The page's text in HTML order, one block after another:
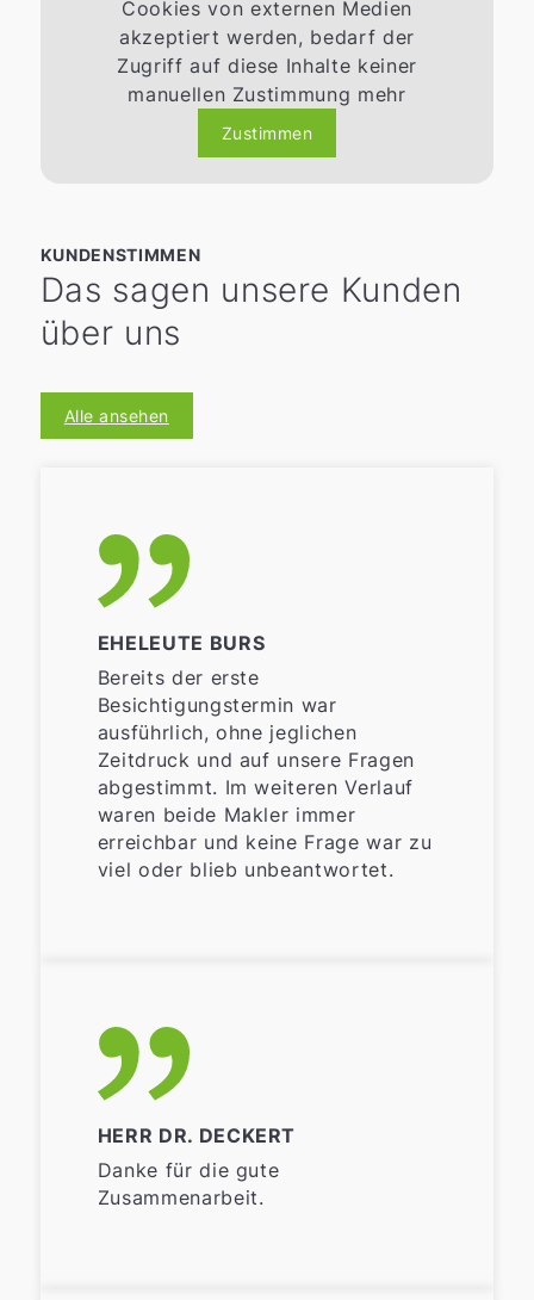
Cookies von externen Medien
akzeptiert werden, bedarf der
Zugriff auf diese Inhalte keiner
manuellen Zustimmung mehr
Zustimmen
KUNDENSTIMMEN
Das sagen unsere Kunden
über uns
Alle ansehen
EHELEUTE BURS
Bereits der erste
Besichtigungstermin war
ausführlich, ohne jeglichen
Zeitdruck und auf unsere Fragen
abgestimmt. Im weiteren Verlauf
waren beide Makler immer
erreichbar und keine Frage war zu
viel oder blieb unbeantwortet.
HERR DR. DECKERT
Danke für die gute
Zusammenarbeit.